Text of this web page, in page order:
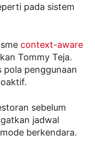
pada sistem
context-aware
Tommy Teja.
pola penggunaan
sebelum
jadwal
berkendara.